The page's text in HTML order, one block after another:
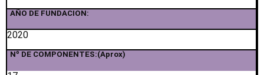
AÑO DE FUNDACION:
2020
Nº DE COMPONENTES:(Aprox)